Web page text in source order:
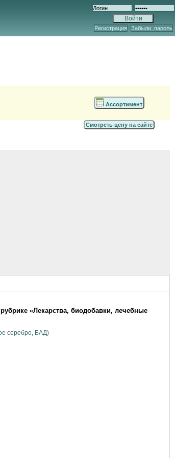
Регистрация Забыли_пароль
Ассортимент
Смотреть цену на сайте
«Лекарства, биодобавки, лечебные
серебро, БАД)